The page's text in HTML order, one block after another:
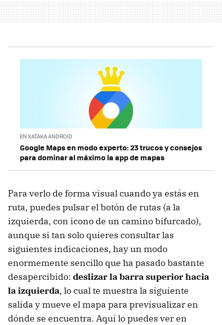
EN XATAKA ANDROID
Google Maps en modo experto: 23 trucos y consejos
para dominar al máximo la app de mapas
Para verlo de forma visual cuando ya estás en
ruta, puedes pulsar el botón de rutas (a la
izquierda, con icono de un camino bifurcado),
aunque si tan solo quieres consultar las
siguientes indicaciones, hay un modo
enormemente sencillo que ha pasado bastante
desapercibido: deslizar la barra superior hacia
la izquierda, lo cual te muestra la siguiente
salida y mueve el mapa para previsualizar en
dónde se encuentra. Aquí lo puedes ver en